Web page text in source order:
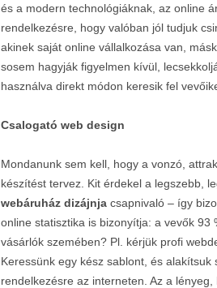
és a modern technológiáknak, az online
rendelkezésre, hogy valóban jól tudjuk
akinek saját online vállalkozása van,
sosem hagyják figyelmen kívül,
használva direkt módon keresik fel
Csalogató web design
Mondanunk sem kell, hogy a vonzó,
készítést tervez. Kit érdekel a legszebb,
webáruház dizájnja csapnivaló – így
online statisztika is bizonyítja: a vevők
vásárlók szemében? Pl. kérjük profi
Keressünk egy kész sablont, és
rendelkezésre az interneten. Az a